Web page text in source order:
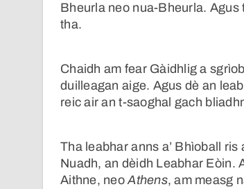
Bheurla neo nua-Bheurla. Agus
tha.
Chaidh am fear Gàidhlig a
duilleagan aige. Agus dè an
reic air an t-saoghal gach
Tha leabhar anns a’ Bhìoball
Nuadh, an dèidh Leabhar Eòin.
Aithne, neoAthens, am measg